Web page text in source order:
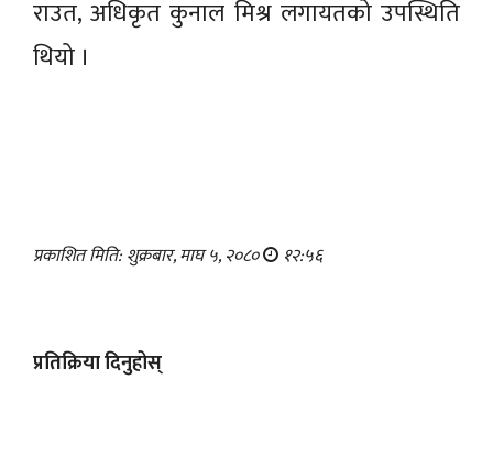
राउत, अधिकृत कुनाल मिश्र लगायतको उपस्थिति
थियो ।
प्रकाशित मिति: शुक्रबार, माघ ५, २०८० १२:५६
प्रतिक्रिया दिनुहोस्